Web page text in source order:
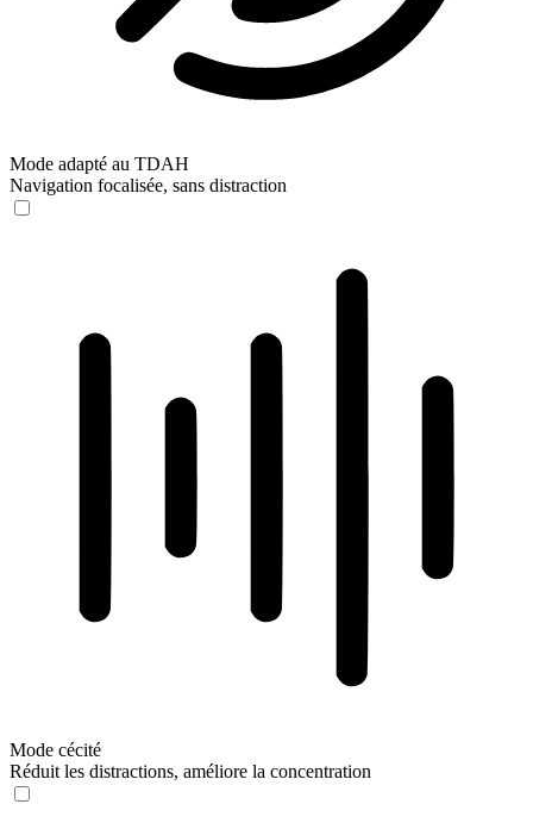
Mode adapté au TDAH
Navigation focalisée, sans distraction
Mode cécité
Réduit les distractions, améliore la concentration